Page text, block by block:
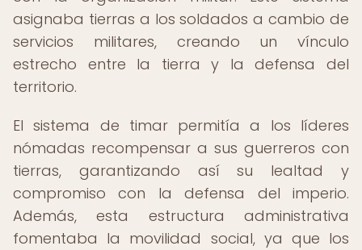
asignaba tierras a los soldados a cambio de
servicios militares, creando un vínculo
estrecho entre la tierra y la defensa del
territorio.
El sistema de timar permitía a los líderes
nómadas recompensar a sus guerreros con
tierras, garantizando así su lealtad y
compromiso con la defensa del imperio.
Además, esta estructura administrativa
fomentaba la movilidad social, ya que los